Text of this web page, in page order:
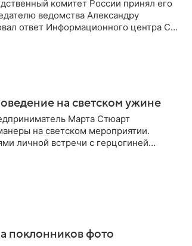
комитет России принял его
ведомства Александру
ответ Информационного центра СК
на светском ужине
Марта Стюарт
на светском мероприятии.
личной встречи с герцогиней
поклонников фото